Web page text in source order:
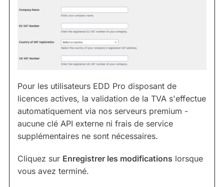
Pour les utilisateurs EDD Pro disposant de
licences actives, la validation de la TVA s'effectue
automatiquement via nos serveurs premium -
aucune clé API externe ni frais de service
supplémentaires ne sont nécessaires.
Cliquez sur Enregistrer les modifications lorsque
vous avez terminé.